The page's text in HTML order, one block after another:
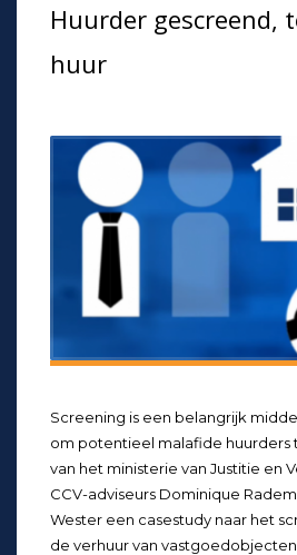
Huurder gescreend,
huur
Screening is een belangrijk
om potentieel malafide huurders
van het ministerie van Justitie en
CCV-adviseurs Dominique
Wester een casestudy naar het
de verhuur van